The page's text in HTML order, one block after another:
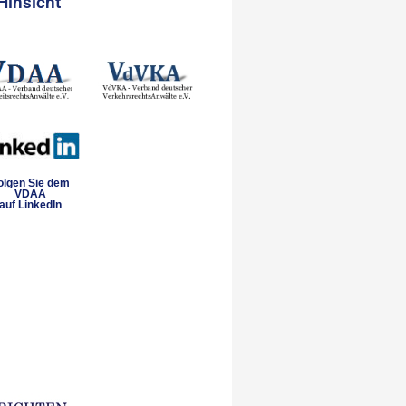
Sie dem
VDAA
auf LinkedIn